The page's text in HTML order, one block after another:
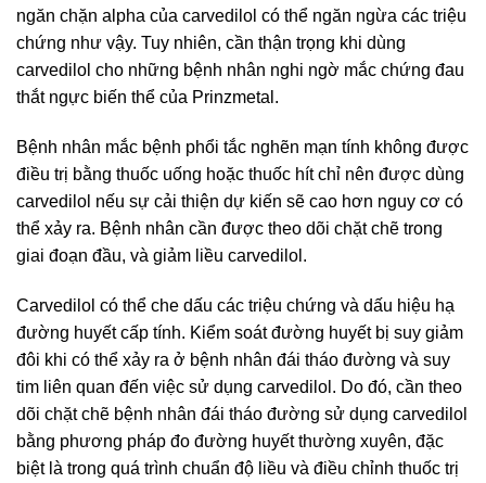
ngăn chặn alpha của carvedilol có thể ngăn ngừa các triệu
chứng như vậy. Tuy nhiên, cần thận trọng khi dùng
carvedilol cho những bệnh nhân nghi ngờ mắc chứng đau
thắt ngực biến thể của Prinzmetal.
Bệnh nhân mắc bệnh phổi tắc nghẽn mạn tính không được
điều trị bằng thuốc uống hoặc thuốc hít chỉ nên được dùng
carvedilol nếu sự cải thiện dự kiến ​​sẽ cao hơn nguy cơ có
thể xảy ra. Bệnh nhân cần được theo dõi chặt chẽ trong
giai đoạn đầu, và giảm liều carvedilol.
Carvedilol có thể che dấu các triệu chứng và dấu hiệu hạ
đường huyết cấp tính. Kiểm soát đường huyết bị suy giảm
đôi khi có thể xảy ra ở bệnh nhân đái tháo đường và suy
tim liên quan đến việc sử dụng carvedilol. Do đó, cần theo
dõi chặt chẽ bệnh nhân đái tháo đường sử dụng carvedilol
bằng phương pháp đo đường huyết thường xuyên, đặc
biệt là trong quá trình chuẩn độ liều và điều chỉnh thuốc trị